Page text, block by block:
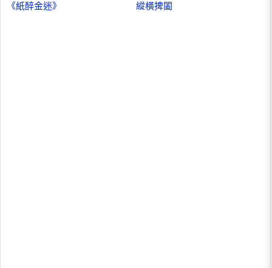
《紙醉金迷》
縱橫捭闔